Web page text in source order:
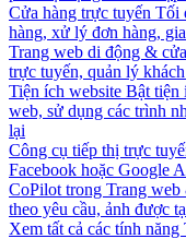
Cửa hàng trực tuyến Tối
hàng, xử lý đơn hàng,
Trang web di động &
trực tuyến, quản lý
Tiện ích website Bật tiện
web, sử dụng các trình
lại
Công cụ tiếp thị trực
Facebook hoặc Google
CoPilot trong Trang
theo yêu cầu, ảnh được
Xem tất cả các tính